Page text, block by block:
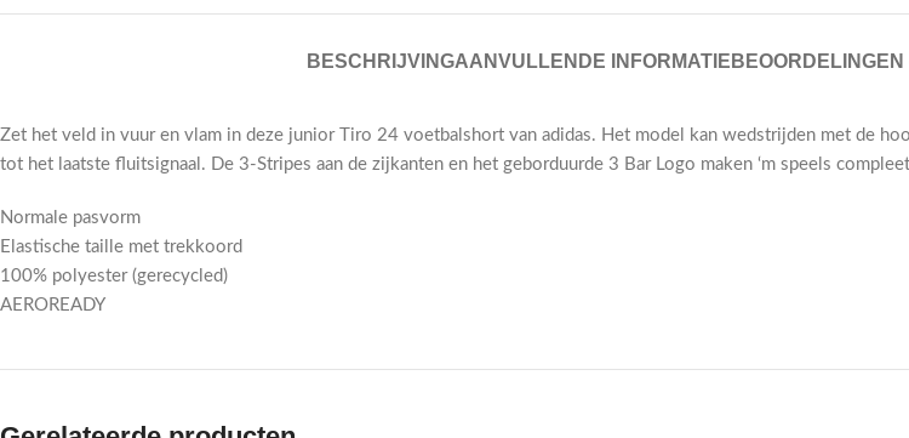
BESCHRIJVINGAANVULLENDE INFORMATIE BEOORDELINGEN
Zet het veld in vuur en vlam in deze junior Tiro 24 voetbalshort van adidas. Het model kan wedstrijden met de
tot het laatste fluitsignaal. De 3-Stripes aan de zijkanten en het geborduurde 3 Bar Logo maken ‘m speels
Normale pasvorm
Elastische taille met trekkoord
100% polyester (gerecycled)
AEROREADY